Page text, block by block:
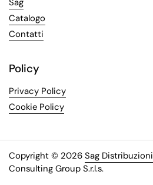
Sag
Catalogo
Contatti
Policy
Privacy Policy
Cookie Policy
Copyright © 2026 Sag Distribuzioni
Consulting Group S.r.l.s.